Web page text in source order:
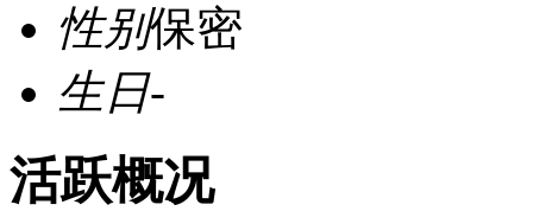
性别保密
生日-
活跃概况